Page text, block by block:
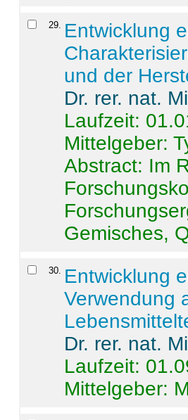
29. Entwicklung
und der
Dr. rer. nat.
Laufzeit:
Mittelgeber:
Abstract: Im
Gemisches,
30. Entwicklung
Verwendung
Dr. rer. nat.
Laufzeit:
Mittelgeber: